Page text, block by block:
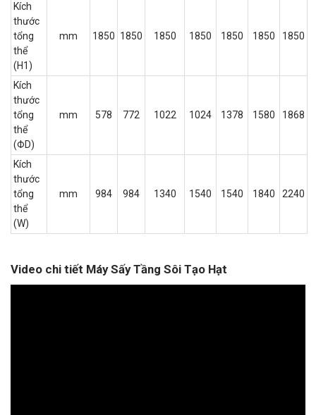
Kích
thước
tổng
thể
(H1)
mm 1850 1850 1850 1850 1850 1850 1850
Kích
thước
tổng
thể
(ΦD)
mm 578 772 1022 1024 1378 1580 1868
Kích
thước
tổng
thể
(W)
mm 984 984 1340 1540 1540 1840 2240
Video chi tiết Máy Sấy Tầng Sôi Tạo Hạt